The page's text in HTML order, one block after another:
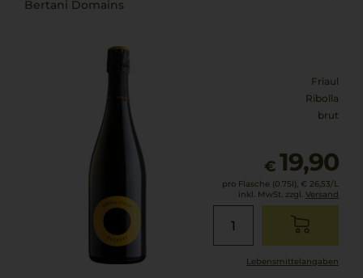
Bertani Domains
Friaul
Ribolla
brut
€ 19,90
pro Flasche (0.75l), € 26,53/L
inkl. MwSt. zzgl. Versand
Lebensmittel­angaben